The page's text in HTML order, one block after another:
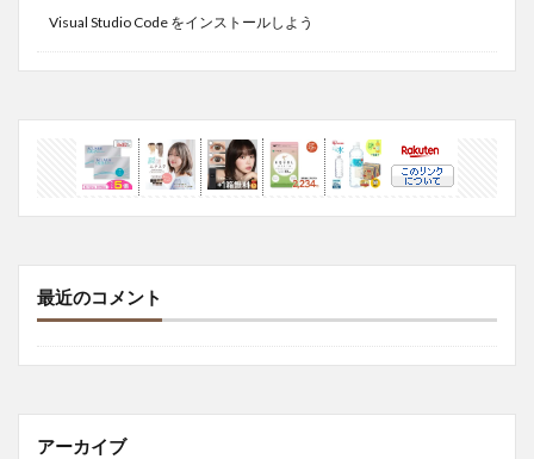
Visual Studio Code をインストールしよう
最近のコメント
アーカイブ